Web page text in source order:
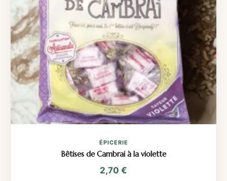
ÉPICERIE
Bêtises de Cambrai à la violette
2,70 €